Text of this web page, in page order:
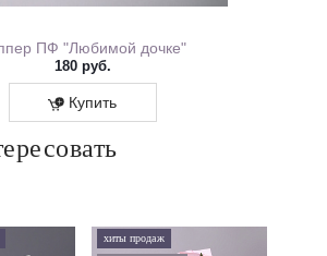
ПФ "Любимой дочке"
180 руб.
Купить
хиты продаж